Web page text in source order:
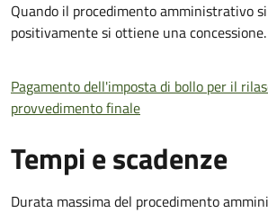
Quando il procedimento amministrativo
positivamente si ottiene una concessione.
Pagamento dell'imposta di bollo per il
provvedimento finale
Tempi e scadenze
Durata massima del procedimento